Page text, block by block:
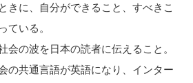
きに、自分ができること、すべきこ
ている。
の波を日本の読者に伝えること。
の共通言語が英語になり、インター